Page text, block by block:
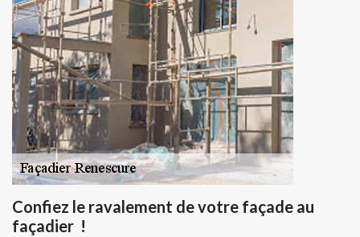
Confiez le ravalement de votre façade au
façadier !